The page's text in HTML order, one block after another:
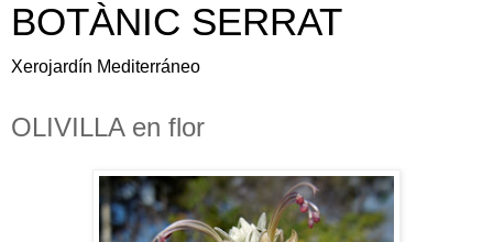
BOTÀNIC SERRAT
Xerojardín Mediterráneo
OLIVILLA en flor